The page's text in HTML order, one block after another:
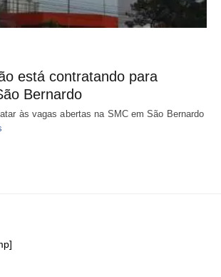
está contratando para
Bernardo
às vagas abertas na SMC em São Bernardo